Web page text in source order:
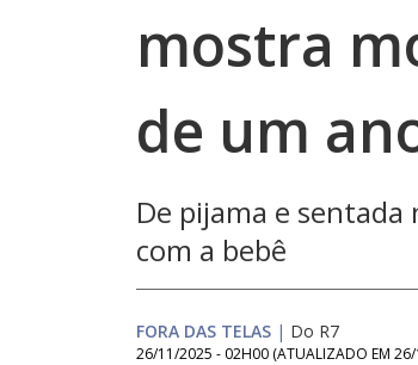
mostra
de um
De pijama e
com a bebê
FORA DAS TELAS | Do R7
26/11/2025 - 02H00 (ATUALIZADO EM